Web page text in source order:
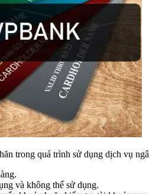
trong quá trình sử dụng dịch vụ
và không thể sử dụng.